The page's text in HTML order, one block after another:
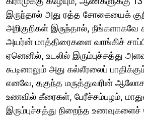
இருந்தால் அது ரத்த சோகையைக்
அறிகுறிகள் இருந்தால், நீங்களாகவே
அயர்ன் மாத்திரைகளை வாங்கிச்
ஏனெனில், உடலில் இரும்புச்சத்து
கூடினாலும் அது கல்லீரலைப்
எனவே, தகுந்த மருத்துவரின்
உணவில் கீரைகள், பேரீச்சம்பழம்,
இரும்புச்சத்து நிறைந்த